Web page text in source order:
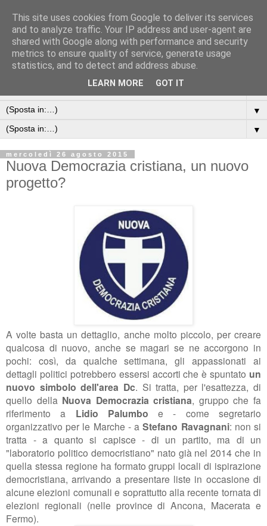
▼
▼
mercoledì 26 agosto 2015
Nuova Democrazia cristiana, un nuovo
progetto?
A volte basta un dettaglio, anche molto piccolo, per creare
qualcosa di nuovo, anche se magari se ne accorgono in
pochi: così, da qualche settimana, gli appassionati ai
dettagli politici potrebbero essersi accorti che è spuntato un
nuovo simbolo dell'area Dc. Si tratta, per l'esattezza, di
quello della Nuova Democrazia cristiana, gruppo che fa
riferimento a Lidio Palumbo e - come segretario
organizzativo per le Marche - aStefano Ravagnani: non si
tratta - a quanto si capisce - di un partito, ma di un
"laboratorio politico democristiano" nato già nel 2014 che in
quella stessa regione ha formato gruppi locali di ispirazione
democristiana, arrivando a presentare liste in occasione di
alcune elezioni comunali e soprattutto alla recente tornata di
elezioni regionali (nelle province di Ancona, Macerata e
Fermo).
This site uses cookies from Google to deliver its services
and to analyze traffic. Your IP address and user-agent are
shared with Google along with performance and security
metrics to ensure quality of service, generate usage
statistics, and to detect and address abuse.
LEARN MORE GOT IT